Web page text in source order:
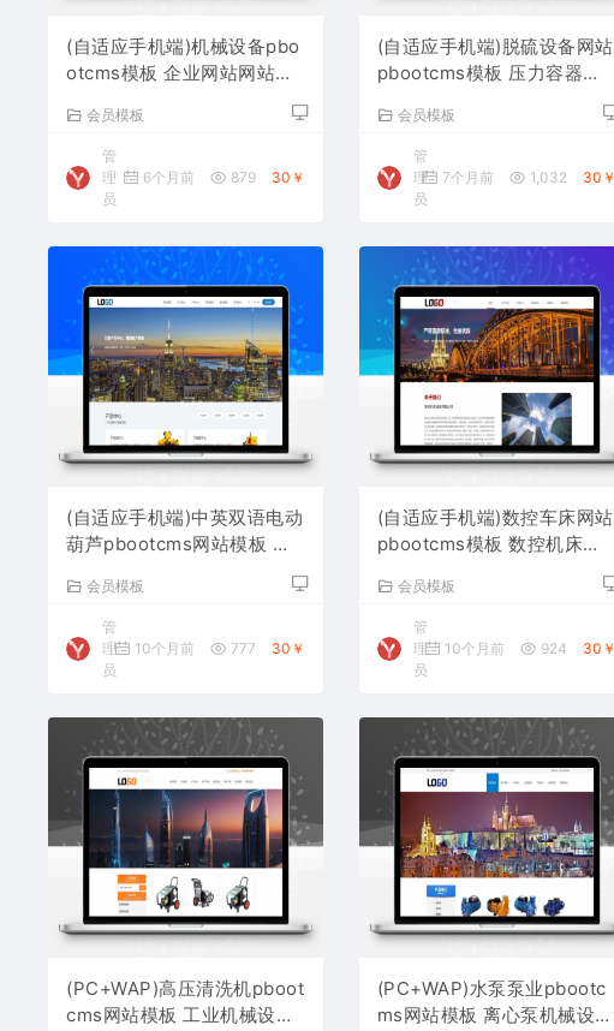
(自适应手机端)机械设备pbo
otcms模板 企业网站网站源
会员模板
管
理
员
6个月前 879 30￥
(自适应手机端)脱硫设备网站
pbootcms模板 压力容器网
会员模板
管
理
员
7个月前 1,032 30￥
(自适应手机端)中英双语电动
葫芦pbootcms网站模板 起
会员模板
管
理
员
10个月前 777 30￥
(自适应手机端)数控车床网站
pbootcms模板 数控机床网
会员模板
管
理
员
10个月前 924 30￥
(PC+WAP)高压清洗机pboot
cms网站模板 工业机械设备
(PC+WAP)水泵泵业pbootc
ms网站模板 离心泵机械设备